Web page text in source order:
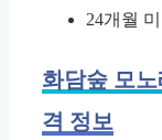
24개월
화담숲 모
격 정보